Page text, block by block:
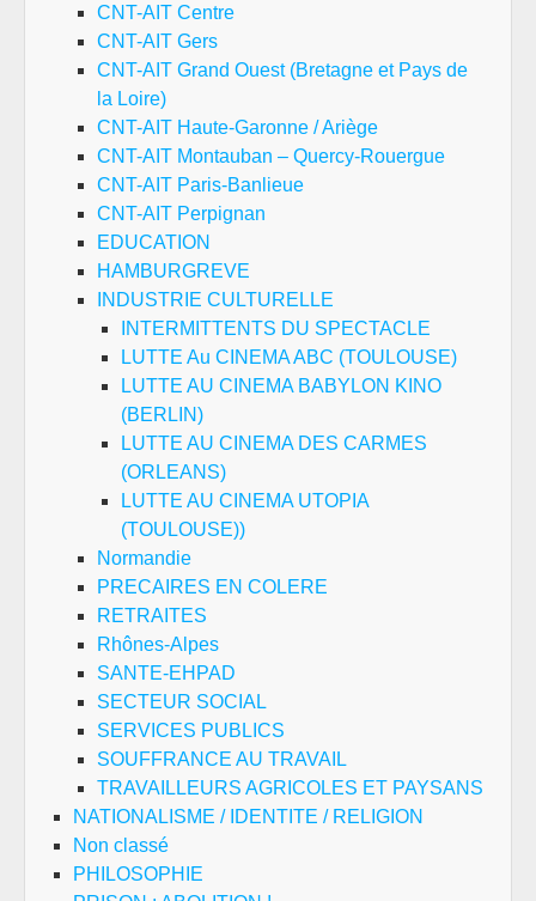
CNT-AIT Centre
CNT-AIT Gers
CNT-AIT Grand Ouest (Bretagne et Pays de
la Loire)
CNT-AIT Haute-Garonne / Ariège
CNT-AIT Montauban – Quercy-Rouergue
CNT-AIT Paris-Banlieue
CNT-AIT Perpignan
EDUCATION
HAMBURGREVE
INDUSTRIE CULTURELLE
INTERMITTENTS DU SPECTACLE
LUTTE Au CINEMA ABC (TOULOUSE)
LUTTE AU CINEMA BABYLON KINO
(BERLIN)
LUTTE AU CINEMA DES CARMES
(ORLEANS)
LUTTE AU CINEMA UTOPIA
(TOULOUSE))
Normandie
PRECAIRES EN COLERE
RETRAITES
Rhônes-Alpes
SANTE-EHPAD
SECTEUR SOCIAL
SERVICES PUBLICS
SOUFFRANCE AU TRAVAIL
TRAVAILLEURS AGRICOLES ET PAYSANS
NATIONALISME / IDENTITE / RELIGION
Non classé
PHILOSOPHIE